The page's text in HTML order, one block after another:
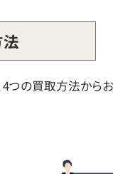
4つの買取方法から